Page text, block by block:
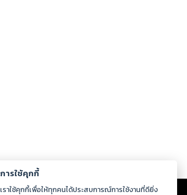
ร่วมงานกับเรา ดาวน์โหลด
การใช้คุกกี้
เราใช้คุกกี้เพื่อให้ทุกคนได้ประสบการณ์การใช้งานที่ดียิ่ง